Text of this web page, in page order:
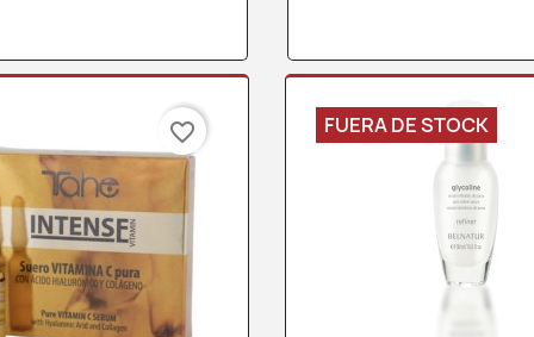
favorite_border FUERA DE STOCK